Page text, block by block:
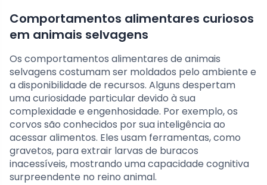
Comportamentos alimentares curiosos
em animais selvagens
Os comportamentos alimentares de animais
selvagens costumam ser moldados pelo ambiente e
a disponibilidade de recursos. Alguns despertam
uma curiosidade particular devido à sua
complexidade e engenhosidade. Por exemplo, os
corvos são conhecidos por sua inteligência ao
acessar alimentos. Eles usam ferramentas, como
gravetos, para extrair larvas de buracos
inacessíveis, mostrando uma capacidade cognitiva
surpreendente no reino animal.